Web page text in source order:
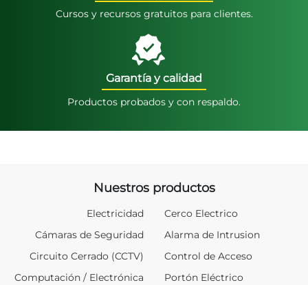
Cursos y recursos gratuitos para clientes.
Garantía y calidad
Productos probados y con respaldo.
Nuestros productos
Electricidad
Cámaras de Seguridad
Circuito Cerrado (CCTV)
Computación / Electrónica
Cerco Electrico
Alarma de Intrusion
Control de Acceso
Portón Eléctrico